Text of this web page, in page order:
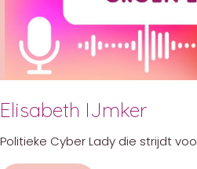
Elisabeth IJmker
Politieke Cyber Lady die strijdt